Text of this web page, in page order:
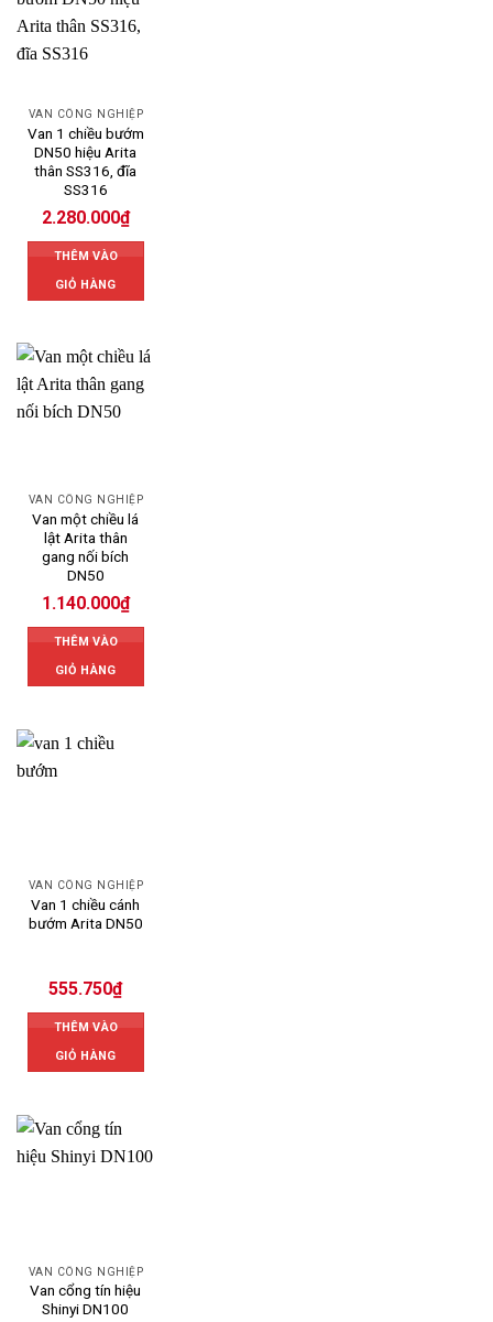
VAN CÔNG NGHIỆP
Van 1 chiều bướm
DN50 hiệu Arita
thân SS316, đĩa
SS316
2.280.000₫
THÊM VÀO
GIỎ HÀNG
VAN CÔNG NGHIỆP
Van một chiều lá
lật Arita thân
gang nối bích
DN50
1.140.000₫
THÊM VÀO
GIỎ HÀNG
VAN CÔNG NGHIỆP
Van 1 chiều cánh
bướm Arita DN50
555.750₫
THÊM VÀO
GIỎ HÀNG
VAN CÔNG NGHIỆP
Van cổng tín hiệu
Shinyi DN100